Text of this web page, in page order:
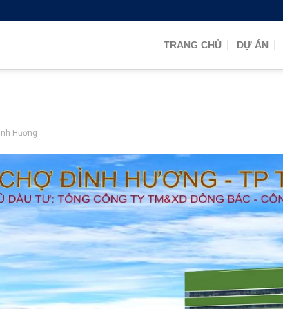
TRANG CHỦ DỰ ÁN
Hương